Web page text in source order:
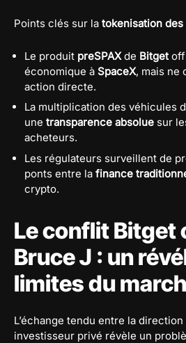
Points clés sur la tokenisation
Le produit preSPAXde Bitget
économique à SpaceX, mais ne
action directe.
La multiplication des véhicules
une transparence absolue sur
acheteurs.
Les régulateurs surveillent de
ponts entre la finance
crypto.
Le conflit Bitget
Bruce J : un
limites du
L’échange tendu entre la
investisseur privé révèle un